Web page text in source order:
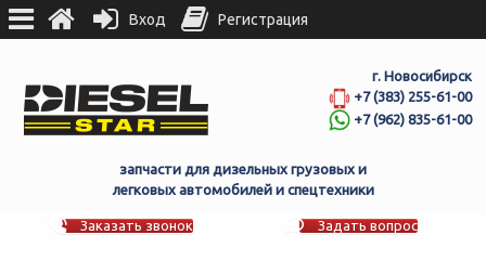
г. Новосибирск
+7 (383) 255-61-00
+7 (962) 835-61-00
запчасти для дизельных грузовых и
легковых автомобилей и спецтехники
Заказать звонок Задать вопрос
Вход Регистрация